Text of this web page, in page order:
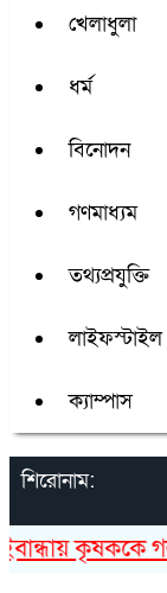
খেলাধুলা
ধর্ম
বিনোদন
গণমাধ্যম
তথ্যপ্রযুক্তি
লাইফস্টাইল
ক্যাম্পাস
শিরোনাম:
কৃষককে